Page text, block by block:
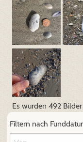
Es wurden 492
Filtern nach